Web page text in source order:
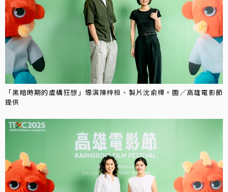
「黑暗時期的虛構狂想」導演陳梓桓、製片沈俞樺。圖／高雄電影節
提供